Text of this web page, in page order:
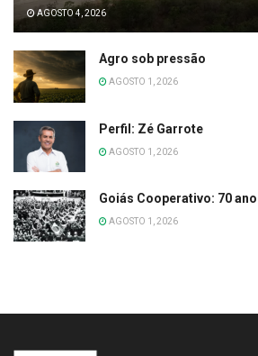
AGOSTO 4, 2026
Agro sob pressão
AGOSTO 1, 2026
Perfil: Zé Garrote
AGOSTO 1, 2026
Goiás Cooperativo: 70
AGOSTO 1, 2026